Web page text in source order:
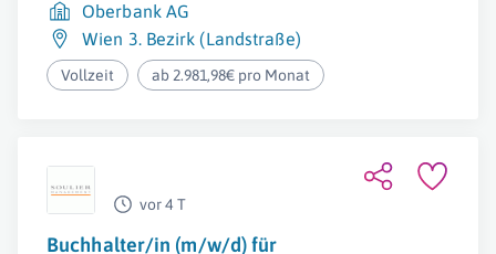
Oberbank AG
Wien 3. Bezirk (Landstraße)
Vollzeit ab 2.981,98€ pro Monat
vor 4 T
Buchhalter/in (m/w/d) für